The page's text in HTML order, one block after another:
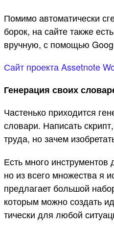
По­мимо авто­мати­чес­ки
борок, на сай­те так­же
вруч­ную, с помощью
Сайт про­екта Assetnote
Генерация своих
Час­тень­ко при­ходит­ся
сло­вари. Написать
тру­да, но зачем
Есть мно­го
но из все­го мно­жес­тва я
пред­лага­ет боль­шой
которым мож­но соз­дать
тичес­ки для любой